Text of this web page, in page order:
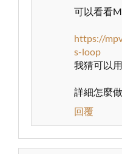
可以看看
https://
s-loop
我猜可以
詳細怎麼
回覆